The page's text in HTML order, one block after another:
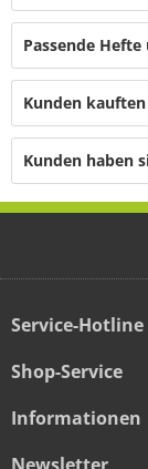
Passende
Kunden
Kunden haben
Service-Hotline
Shop-Service
Informationen